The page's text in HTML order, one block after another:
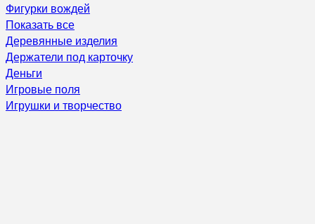
Фигурки вождей
Показать все
Деревянные изделия
Держатели под карточку
Деньги
Игровые поля
Игрушки и творчество